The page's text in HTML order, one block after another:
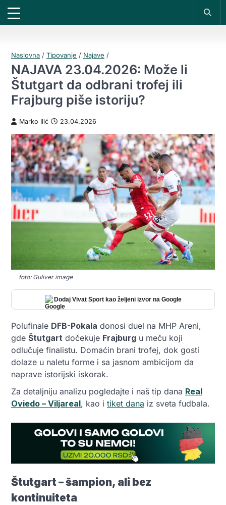
Naslovna / Tipovanje / Najave /
NAJAVA 23.04.2026: Može li
Štutgart da odbrani trofej ili
Fraјburg piše istoriju?
Marko Ilić 23.04.2026
foto: Guliver image
Dodaj Vivat Sport kao željeni izvor na Google
Polufinale DFB-Pokala donosi duel na MHP Areni,
gde Štutgart dočekuje Fraјburg u meču koji
odlučuje finalistu. Domaćin brani trofej, dok gosti
dolaze u naletu forme i sa jasnom ambicijom da
naprave istorijski iskorak.
Za detaljniju analizu pogledajte i naš tip dana Real
Oviedo – Viljareal, kao i tiket dana iz sveta fudbala.
Štutgart – šampion, ali bez
kontinuiteta